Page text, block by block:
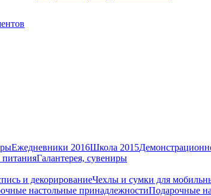
Ежедневники 2016Школа 2015
Галантерея, сувениры
и декорированиеЧехлы и сумки для
настольные принадлежностиПодарочные